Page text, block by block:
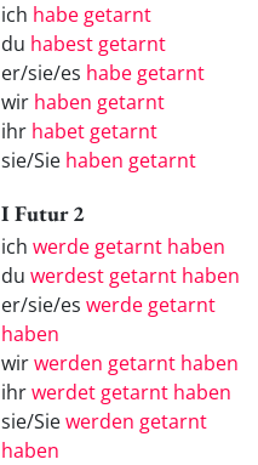
ich habe getarnt
du habest getarnt
er/sie/es habe getarnt
wir haben getarnt
ihr habet getarnt
sie/Sie haben getarnt
I Futur 2
ich werde getarnt haben
du werdest getarnt haben
er/sie/es werde getarnt
haben
wirwerden getarnt haben
ihrwerdet getarnt haben
sie/Siewerden getarnt
haben